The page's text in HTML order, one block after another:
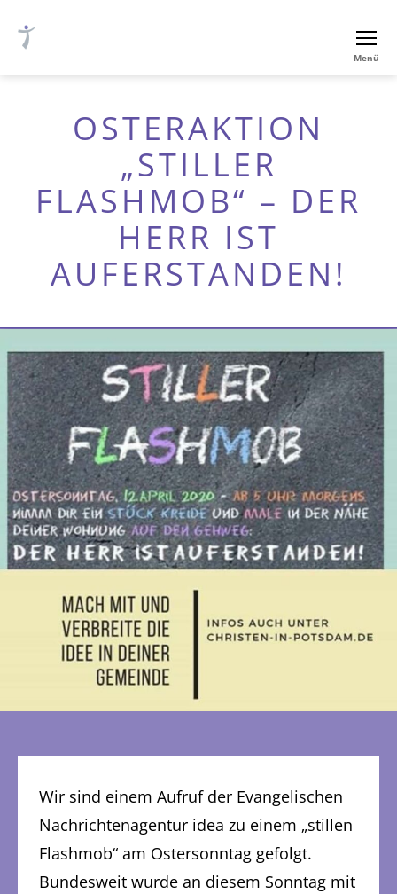
luth.
Nürnberg
Menü
OSTERAKTION
„STILLER
FLASHMOB“ – DER
HERR IST
AUFERSTANDEN!
Wir sind einem Aufruf der Evangelischen
Nachrichtenagentur idea zu einem „stillen
Flashmob“ am Ostersonntag gefolgt.
Bundesweit wurde an diesem Sonntag mit